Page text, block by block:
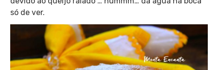
só de ver.